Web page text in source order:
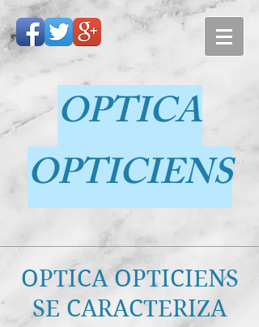
OPTICA
OPTICIENS
OPTICA OPTICIENS
SE CARACTERIZA